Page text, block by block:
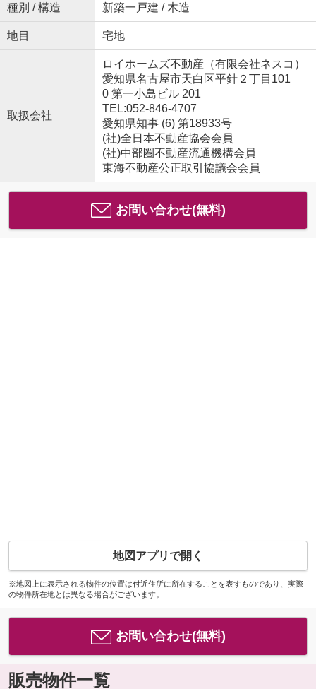
種別 / 構造 新築一戸建 / 木造
地目 宅地
取扱会社
ロイホームズ不動産（有限会社ネスコ）
愛知県名古屋市天白区平針２丁目101
0 第一小島ビル 201
TEL:052-846-4707
愛知県知事 (6) 第18933号
(社)全日本不動産協会会員
(社)中部圏不動産流通機構会員
東海不動産公正取引協議会会員
お問い合わせ(無料)
地図アプリで開く
※地図上に表示される物件の位置は付近住所に所在することを表すものであり、実際
の物件所在地とは異なる場合がございます。
お問い合わせ(無料)
販売物件一覧